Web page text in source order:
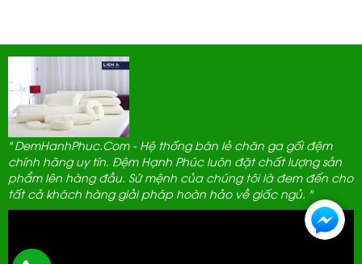
" DemHanhPhuc.Com - Hệ thống bán lẻ chăn ga gối đệm
chính hãng uy tín. Đệm Hạnh Phúc luôn đặt chất lượng sản
phẩm lên hàng đầu. Sứ mệnh của chúng tôi là đem đến cho
tất cả khách hàng giải pháp hoàn hảo về giấc ngủ. "